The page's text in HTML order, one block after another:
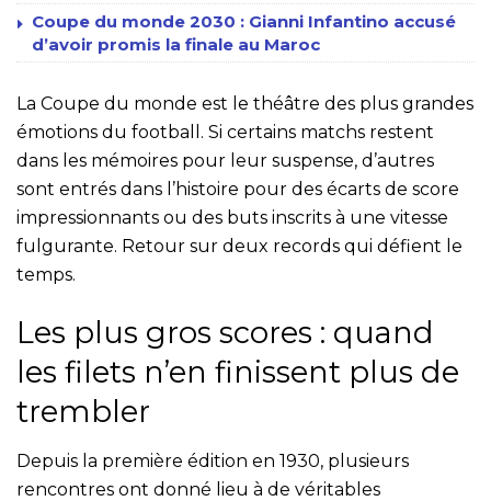
Coupe du monde 2030 : Gianni Infantino accusé
d’avoir promis la finale au Maroc
La Coupe du monde est le théâtre des plus grandes
émotions du football. Si certains matchs restent
dans les mémoires pour leur suspense, d’autres
sont entrés dans l’histoire pour des écarts de score
impressionnants ou des buts inscrits à une vitesse
fulgurante. Retour sur deux records qui défient le
temps.
Les plus gros scores : quand
les filets n’en finissent plus de
trembler
Depuis la première édition en 1930, plusieurs
rencontres ont donné lieu à de véritables